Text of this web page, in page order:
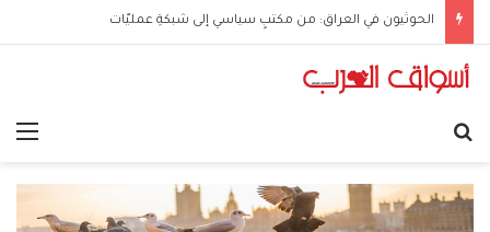
الحوثيون في العراق: من مكتبٍ سياسي إلى شبكةِ عمليّات